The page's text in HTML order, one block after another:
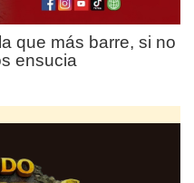
que más barre, si no
ensucia